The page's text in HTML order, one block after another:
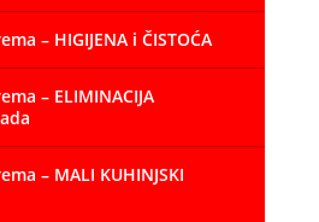
– HIGIJENA i ČISTOĆA
– ELIMINACIJA
– MALI KUHINJSKI